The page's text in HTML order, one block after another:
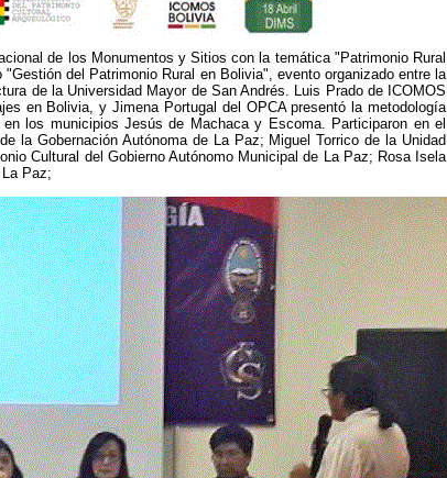
de los Monumentos y Sitios con la temática "Patrimonio Rural
del Patrimonio Rural en Bolivia", evento organizado entre la
de la Universidad Mayor de San Andrés. Luis Prado de ICOMOS
en Bolivia, y Jimena Portugal del OPCA presentó la metodología
los municipios Jesús de Machaca y Escoma. Participaron en el
la Gobernación Autónoma de La Paz; Miguel Torrico de la Unidad
Cultural del Gobierno Autónomo Municipal de La Paz; Rosa Isela
Paz;